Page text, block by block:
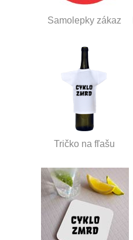
Samolepky zákaz
Tričko na fľašu